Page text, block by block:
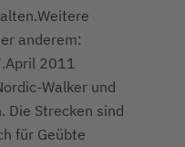
anderem:
2011
Walker und
Die Strecken sind
für Geübte